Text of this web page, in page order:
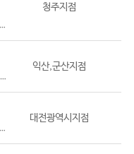
청주지점
익산,군산지점
대전광역시지점